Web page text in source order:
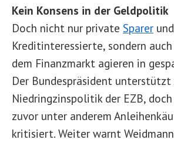
Kein Konsens in der Geldpolitik
Doch nicht nur private Sparer und
Kreditinteressierte, sondern
dem Finanzmarkt agieren in
Der Bundespräsident unterstützt
Niedringzinspolitik der EZB,
zuvor unter anderem
kritisiert. Weiter warnt